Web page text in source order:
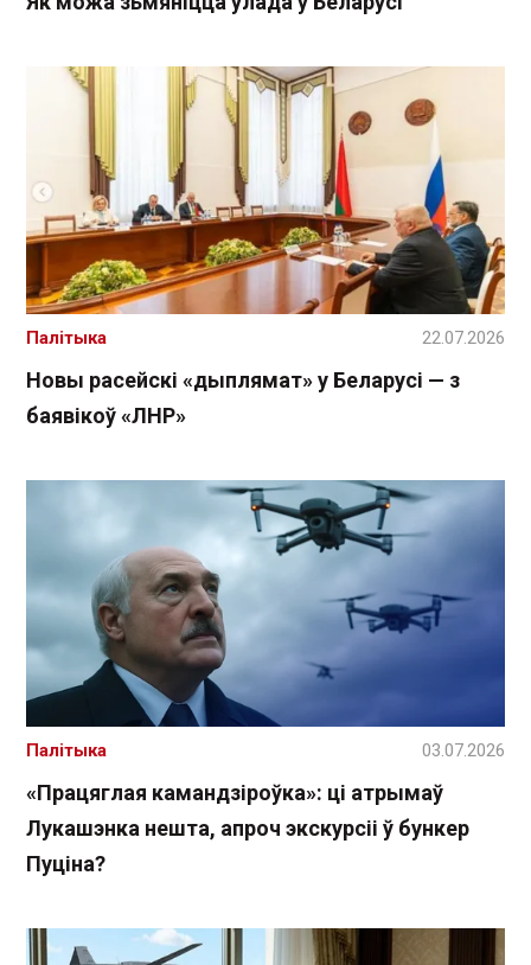
Новы расейскі «дыплямат» у Беларусі — з
баявікоў «ЛНР»
Палітыка 22.07.2026
«Працяглая камандзіроўка»: ці атрымаў
Лукашэнка нешта, апроч экскурсіі ў бункер
Пуціна?
Палітыка 03.07.2026